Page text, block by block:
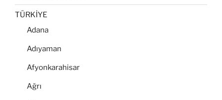
TÜRKİYE
Adana
Adıyaman
Afyonkarahisar
Ağrı